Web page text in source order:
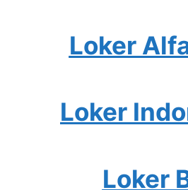
Loker
Loker
Loker